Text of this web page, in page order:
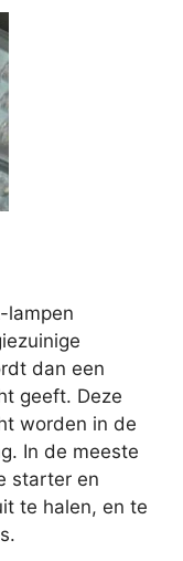
lampen
dan een
geeft. Deze
worden in de
In de meeste
starter en
te halen, en te